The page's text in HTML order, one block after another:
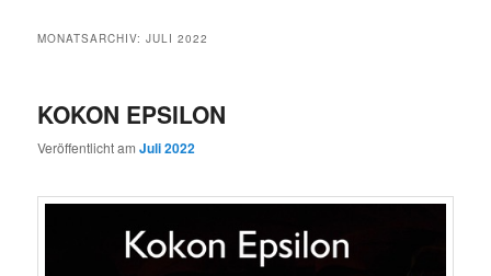
MONATSARCHIV:JULI 2022
KOKON EPSILON
Veröffentlicht amJuli 2022